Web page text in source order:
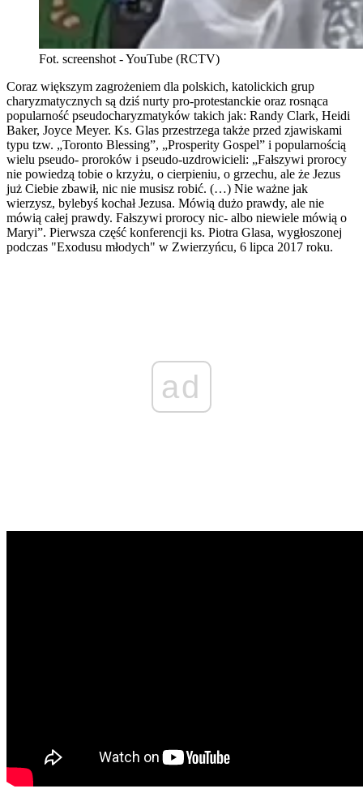
Fot. screenshot - YouTube (RCTV)
Coraz większym zagrożeniem dla polskich, katolickich grup
charyzmatycznych są dziś nurty pro-protestanckie oraz rosnąca
popularność pseudocharyzmatyków takich jak: Randy Clark, Heidi
Baker, Joyce Meyer. Ks. Glas przestrzega także przed zjawiskami
typu tzw. „Toronto Blessing”, „Prosperity Gospel” i popularnością
wielu pseudo- proroków i pseudo-uzdrowicieli: „Fałszywi prorocy
nie powiedzą tobie o krzyżu, o cierpieniu, o grzechu, ale że Jezus
już Ciebie zbawił, nic nie musisz robić. (…) Nie ważne jak
wierzysz, bylebyś kochał Jezusa. Mówią dużo prawdy, ale nie
mówią całej prawdy. Fałszywi prorocy nic- albo niewiele mówią o
Maryi”. Pierwsza część konferencji ks. Piotra Glasa, wygłoszonej
podczas "Exodusu młodych" w Zwierzyńcu, 6 lipca 2017 roku.
ad